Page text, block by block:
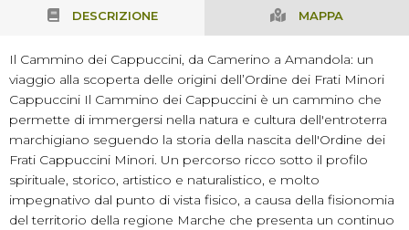
DESCRIZIONE MAPPA
Il Cammino dei Cappuccini, da Camerino a Amandola: un
viaggio alla scoperta delle origini dell’Ordine dei Frati Minori
Cappuccini Il Cammino dei Cappuccini è un cammino che
permette di immergersi nella natura e cultura dell'entroterra
marchigiano seguendo la storia della nascita dell'Ordine dei
Frati Cappuccini Minori. Un percorso ricco sotto il profilo
spirituale, storico, artistico e naturalistico, e molto
impegnativo dal punto di vista fisico, a causa della fisionomia
del territorio della regione Marche che presenta un continuo